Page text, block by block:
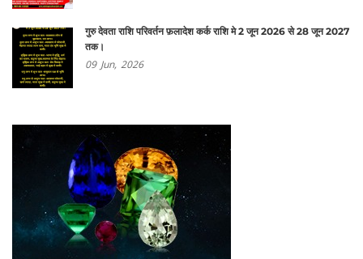
गुरु देवता राशि परिवर्तन फ़लादेश कर्क राशि मे 2 जून 2026 से 28 जून 2027
तक।
09 Jun, 2026